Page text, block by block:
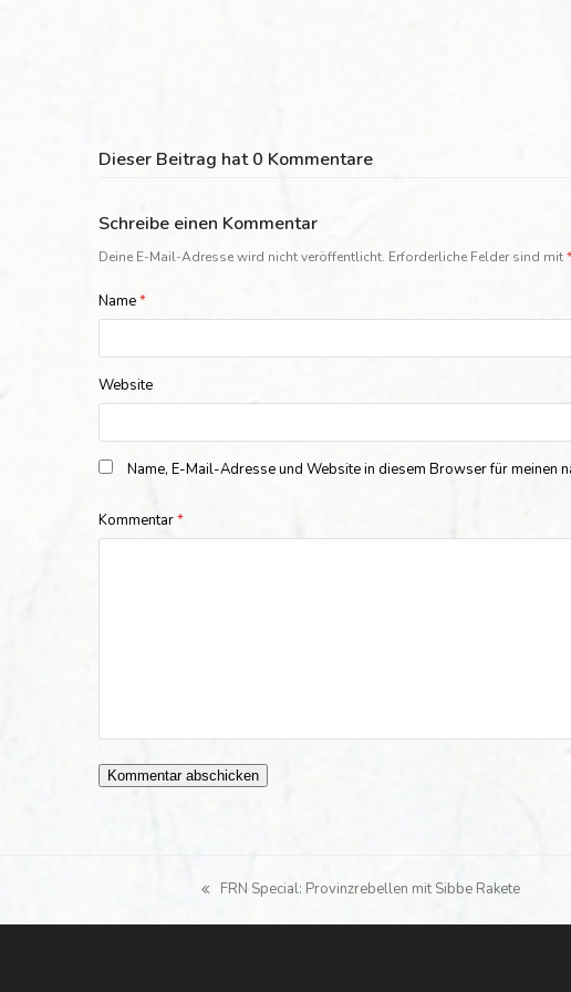
Dieser Beitrag hat 0 Kommentare
Schreibe einen Kommentar
Deine E-Mail-Adresse wird nicht veröffentlicht. Erforderliche Felder sind mit*
Name*
Website
Name, E-Mail-Adresse und Website in diesem Browser für meinen
Kommentar*
vorheriger
Beitrag:
FRN Special: Provinzrebellen mit Sibbe Rakete